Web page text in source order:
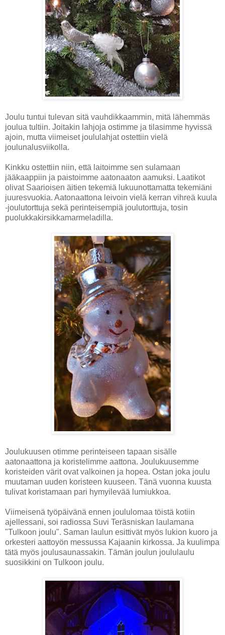
Joulu tuntui tulevan sitä vauhdikkaammin, mitä lähemmäs
joulua tultiin. Joitakin lahjoja ostimme ja tilasimme hyvissä
ajoin, mutta viimeiset joululahjat ostettiin vielä
joulunalusviikolla.
Kinkku ostettiin niin, että laitoimme sen sulamaan
jääkaappiin ja paistoimme aatonaaton aamuksi. Laatikot
olivat Saarioisen äitien tekemiä lukuunottamatta tekemiäni
juuresvuokia. Aatonaattona leivoin vielä kerran vihreä kuula
-joulutorttuja sekä perinteisempiä joulutorttuja, tosin
puolukkakirsikkamarmeladilla.
Joulukuusen otimme perinteiseen tapaan sisälle
aatonaattona ja koristelimme aattona. Joulukuusemme
koristeiden värit ovat valkoinen ja hopea. Ostan joka joulu
muutaman uuden koristeen kuuseen. Tänä vuonna kuusta
tulivat koristamaan pari hymyilevää lumiukkoa.
Viimeisenä työpäivänä ennen joululomaa töistä kotiin
ajellessani, soi radiossa Suvi Teräsniskan laulamana
"Tulkoon joulu". Saman laulun esittivät myös lukion kuoro ja
orkesteri aattoyön messussa Kajaanin kirkossa. Ja kuulimpa
tätä myös joulusaunassakin. Tämän joulun joululaulu
suosikkini on Tulkoon joulu.